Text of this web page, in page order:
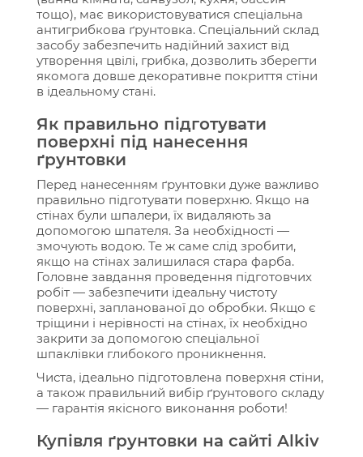
тощо), має використовуватися спеціальна
антигрибкова ґрунтовка. Спеціальний склад
засобу забезпечить надійний захист від
утворення цвілі, грибка, дозволить зберегти
якомога довше декоративне покриття стіни
в ідеальному стані.
Як правильно підготувати
поверхні під нанесення
ґрунтовки
Перед нанесенням ґрунтовки дуже важливо
правильно підготувати поверхню. Якщо на
стінах були шпалери, їх видаляють за
допомогою шпателя. За необхідності —
змочують водою. Те ж саме слід зробити,
якщо на стінах залишилася стара фарба.
Головне завдання проведення підготовчих
робіт — забезпечити ідеальну чистоту
поверхні, запланованої до обробки. Якщо є
тріщини і нерівності на стінах, їх необхідно
закрити за допомогою спеціальної
шпаклівки глибокого проникнення.
Чиста, ідеально підготовлена ​​поверхня стіни,
а також правильний вибір ґрунтового складу
— гарантія якісного виконання роботи!
Купівля ґрунтовки на сайті Alkiv